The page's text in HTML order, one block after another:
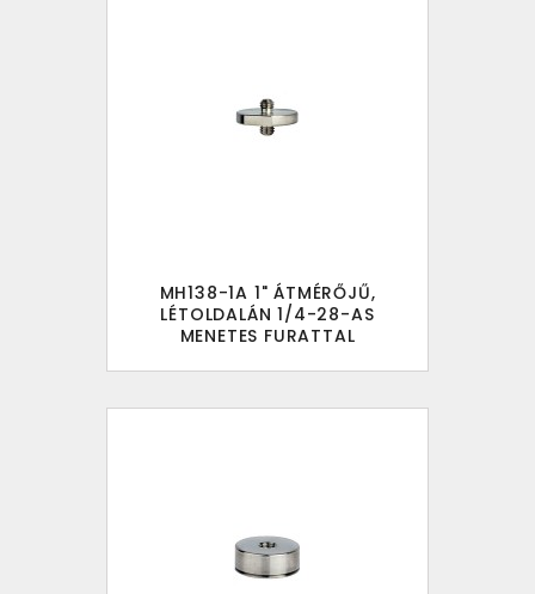
MH138-1A 1" ÁTMÉRŐJŰ,
LÉTOLDALÁN 1/4-28-AS
MENETES FURATTAL